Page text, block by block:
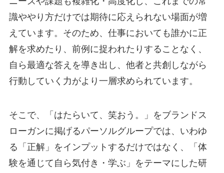
識ややり方だけでは期待に応えられない場面が増
えています。そのため、仕事においても誰かに正
解を求めたり、前例に捉われたりすることなく、
自ら最適な答えを導き出し、他者と共創しながら
行動していく力がより一層求められています。
そこで、「はたらいて、笑おう。」をブランドス
ローガンに掲げるパーソルグループでは、いわゆ
る「正解」をインプットするだけではなく、「体
験を通じて自ら気付き・学ぶ」をテーマにした研